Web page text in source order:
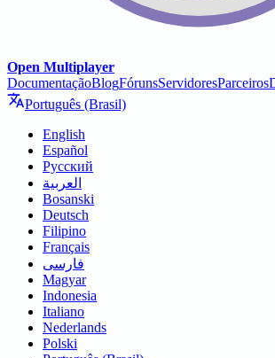
Open Multiplayer
DocumentaçãoBlogFórunsServidoresParceiros
Português (Brasil)
English
Español
Русский
العربية
Bosanski
Deutsch
Filipino
Français
فارسی
Magyar
Indonesia
Italiano
Nederlands
Polski